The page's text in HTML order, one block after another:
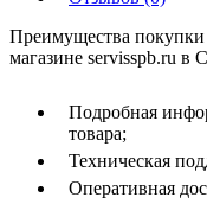
Преимущества покупки
магазине servisspb.ru в
Подробная
товара;
Техническая
Оперативная